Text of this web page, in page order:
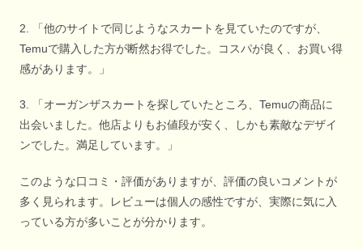
2. 「他のサイトで同じようなスカートを見ていたのですが、
Temuで購入した方が断然お得でした。コスパが良く、お買い得
感があります。」
3. 「オーガンザスカートを探していたところ、Temuの商品に
出会いました。他店よりもお値段が安く、しかも素敵なデザイ
ンでした。満足しています。」
このような口コミ・評価がありますが、評価の良いコメントが
多く見られます。レビューは個人の感性ですが、実際に気に入
っている方が多いことが分かります。